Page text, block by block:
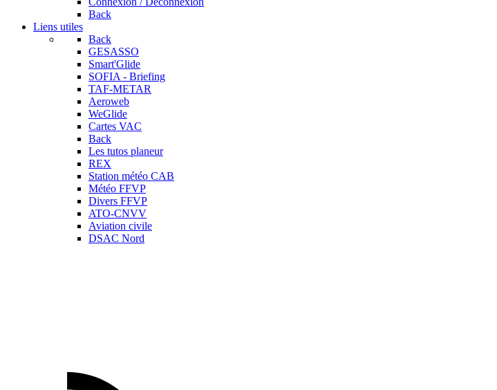
Back
Liens utiles
Back
GESASSO
Smart'Glide
SOFIA - Briefing
TAF-METAR
Aeroweb
WeGlide
Cartes VAC
Back
Les tutos planeur
REX
Station météo CAB
Météo FFVP
Divers FFVP
ATO-CNVV
Aviation civile
DSAC Nord